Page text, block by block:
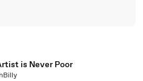
is Never Poor